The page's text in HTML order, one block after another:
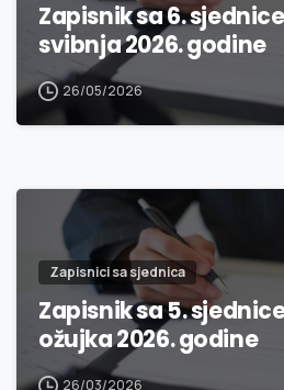
Zapisnik sa 6.
svibnja 2026. godine
26/05/2026
Zapisnici sa sjednica
Zapisnik sa 5.
ožujka 2026. godine
26/03/2026